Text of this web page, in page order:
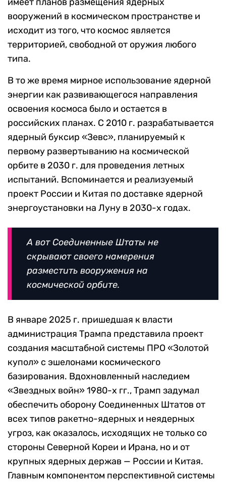
вооружений в космическом пространстве и
исходит из того, что космос является
территорией, свободной от оружия любого
типа.
В то же время мирное использование ядерной
энергии как развивающегося направления
освоения космоса было и остается в
российских планах. С 2010 г. разрабатывается
ядерный буксир «Зевс», планируемый к
первому развертыванию на космической
орбите в 2030 г. для проведения летных
испытаний. Вспоминается и реализуемый
проект России и Китая по доставке ядерной
энергоустановки на Луну в 2030-х годах.
А вот Соединенные Штаты не
скрывают своего намерения
разместить вооружения на
космической орбите.
В январе 2025 г. пришедшая к власти
администрация Трампа представила проект
создания масштабной системы ПРО «Золотой
купол» с эшелонами космического
базирования. Вдохновленный наследием
«Звездных войн» 1980-х гг., Трамп задумал
обеспечить оборону Соединенных Штатов от
всех типов ракетно-ядерных и неядерных
угроз, как оказалось, исходящих не только со
стороны Северной Кореи и Ирана, но и от
крупных ядерных держав — России и Китая.
Главным компонентом перспективной системы